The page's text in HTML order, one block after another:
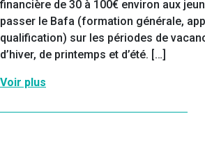
financière de 30 à 100€ environ aux
passer le Bafa (formation générale,
qualification) sur les périodes de
d’hiver, de printemps et d’été. […]
Voir plus